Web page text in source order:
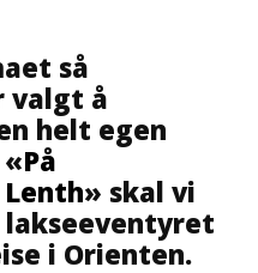
så
valgt å
helt egen
På
» skal vi
i Orienten.